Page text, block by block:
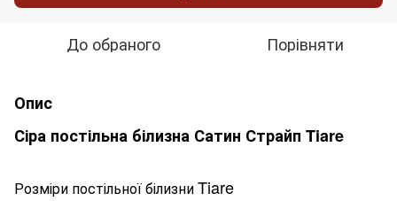
До обраного Порівняти
Опис
Сіра постільна білизна Сатин Страйп Tiare
Розміри постільної білизниTiare